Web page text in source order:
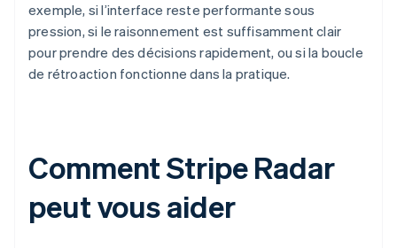
exemple, si l’interface reste performante sous
pression, si le raisonnement est suffisamment clair
pour prendre des décisions rapidement, ou si la boucle
de rétroaction fonctionne dans la pratique.
Comment Stripe Radar
peut vous aider